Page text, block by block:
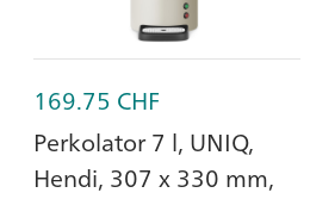
169.75 CHF
Perkolator 7 l, UNIQ,
Hendi, 307 x 330 mm,